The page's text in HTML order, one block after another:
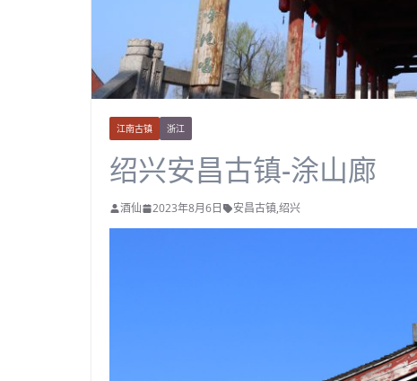
江南古镇 浙江
绍兴安昌古镇-涂山廊
酒仙 2023年8月6日 安昌古镇,绍兴